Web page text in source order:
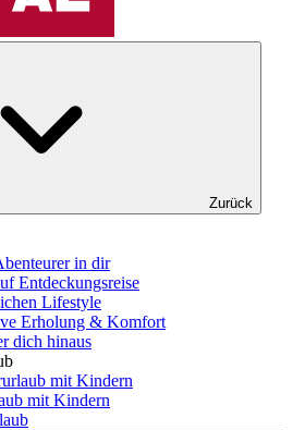
Zurück
in dir
Entdeckungsreise
Lifestyle
Erholung & Komfort
dich hinaus
mit Kindern
mit Kindern